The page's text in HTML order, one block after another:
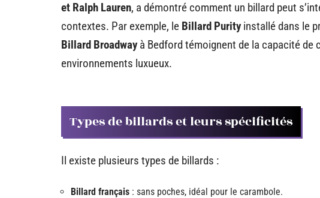
et Ralph Lauren, a démontré comment un billard peut
contextes. Par exemple, le Billard Purityinstallé dans le
Billard Broadwayà Bedford témoignent de la capacité de
environnements luxueux.
Types de billards et leurs spécificités
Il existe plusieurs types de billards :
Billard français : sans poches, idéal pour le carambole.